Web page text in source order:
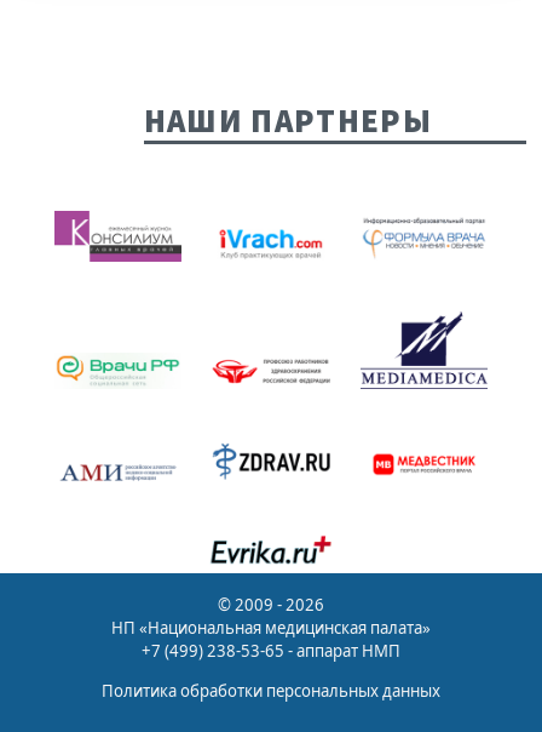
НАШИ ПАРТНЕРЫ
© 2009 - 2026
НП «Национальная медицинская палата»
+7 (499) 238-53-65 - аппарат НМП
Политика обработки персональных данных